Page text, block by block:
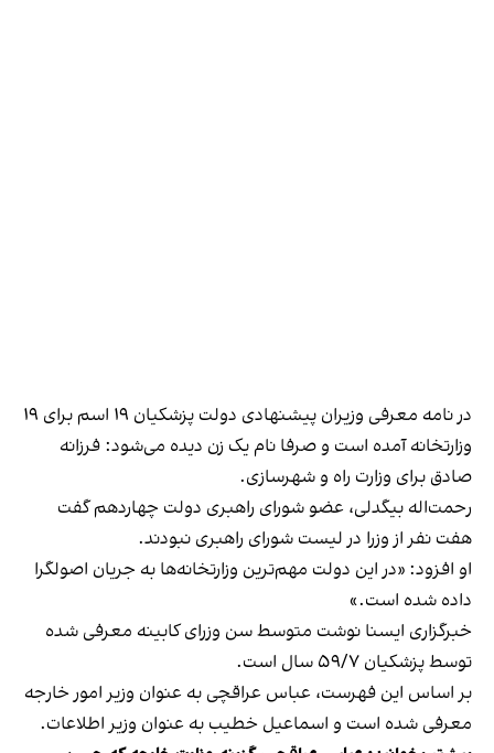
در نامه معرفی وزیران پیشنهادی دولت پزشکیان ۱۹ اسم برای ۱۹
وزارتخانه آمده است و صرفا نام یک زن دیده می‌شود: فرزانه
صادق برای وزارت راه و شهرسازی.
رحمت‌اله بیگدلی، عضو شورای راهبری دولت چهاردهم گفت
هفت نفر از وزرا در لیست شورای راهبری نبودند.
او افزود: «در این دولت مهم‌ترین وزارتخانه‌ها به جریان اصولگرا
داده شده است.»
خبرگزاری ایسنا نوشت متوسط سن وزرای کابینه معرفی شده
توسط پزشکیان ۵۹/۷ سال است.
بر اساس این فهرست، عباس عراقچی به عنوان وزیر امور خارجه
معرفی شده است و اسماعیل خطیب به عنوان وزیر اطلاعات.